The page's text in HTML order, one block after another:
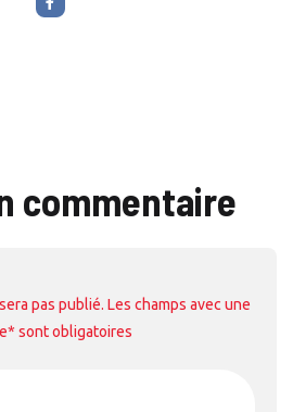
commentaire
pas publié. Les champs avec une
sont obligatoires